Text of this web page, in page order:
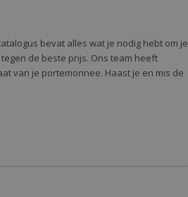
bevat alles wat je nodig hebt om je
de beste prijs. Ons team heeft
van je portemonnee. Haast je en mis de